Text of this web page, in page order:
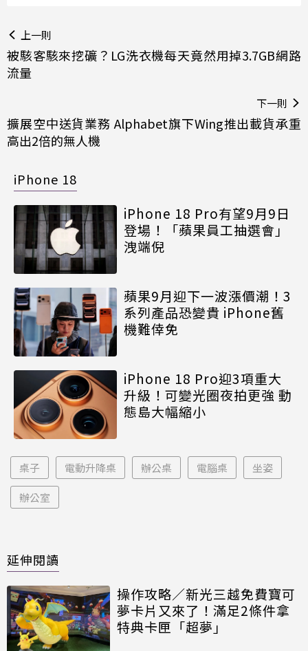
上一則
被駭客駭來挖礦？LG洗衣機每天竟然用掉3.7GB網路
流量
下一則
擴展空中送貨業務 Alphabet旗下Wing推出載貨承重
高出2倍的無人機
iPhone 18
iPhone 18 Pro有望9月9日
登場！「蘋果員工抽選會」
洩端倪
蘋果9月迎下一波漲價潮！3
系列產品恐變貴 iPhone舊
機難倖免
iPhone 18 Pro迎3項重大
升級！可變光圈夜拍更強 動
態島大幅縮小
桌子 電動升降桌 辦公桌 電腦桌 坐姿
辦公室
延伸閱讀
操作攻略／新光三越免費寶可
夢卡片又來了！滿足2條件拿
特典卡匣「超夢」